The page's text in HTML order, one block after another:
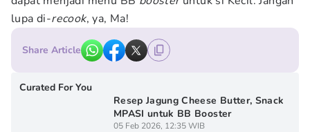
lupa di-recook, ya, Ma!
Share Article
Curated For You
Resep Jagung Cheese Butter, Snack
MPASI untuk BB Booster
05 Feb 2026, 12:35 WIB